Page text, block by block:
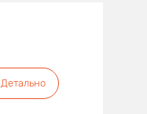
Детально